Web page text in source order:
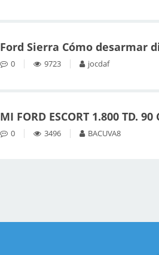
Ford Sierra Cómo desarmar
0 9723 jocdaf
MI FORD ESCORT 1.800 TD. 90
0 3496 BACUVA8